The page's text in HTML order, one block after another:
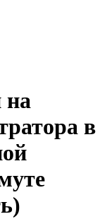
на
в